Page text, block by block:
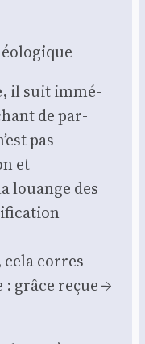
il suit immé­
de par­
pas
et
louange des
cela cor­res­
: grâce reçue →